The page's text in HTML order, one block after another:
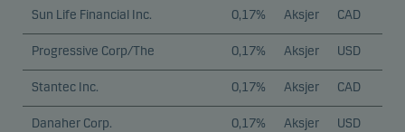
Sun Life Financial Inc. 0,17% Aksjer CAD
Progressive Corp/The 0,17% Aksjer USD
Stantec Inc. 0,17% Aksjer CAD
Danaher Corp. 0,17% Aksjer USD